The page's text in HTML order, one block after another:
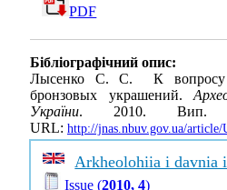
PDF
Бібліографічний опис:
Лысенко С. С. К вопросу
бронзовых украшений.
України. 2010. Вип.
URL: http://jnas.nbuv.gov.ua/article/
Arkheolohiia i davnia
Issue (2010, 4)